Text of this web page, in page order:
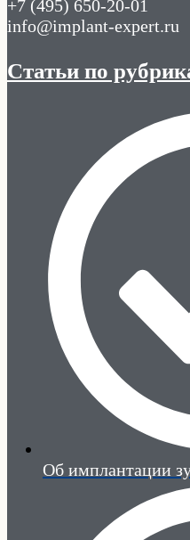
+7 (495) 650-20-01
info@implant-expert.ru
Статьи по
Об имплантации